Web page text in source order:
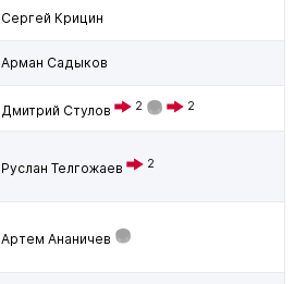
Сергей Крицин
Арман Садыков
Дмитрий Стулов 2 2
Руслан Телгожаев 2
Артем Ананичев